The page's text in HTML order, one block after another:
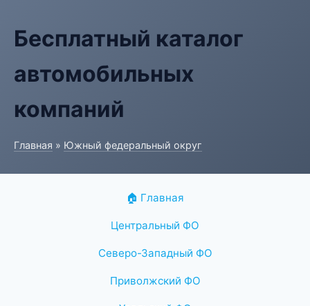
Бесплатный каталог
автомобильных
компаний
Главная » Южный федеральный округ
🏠 Главная
Центральный ФО
Северо-Западный ФО
Приволжский ФО